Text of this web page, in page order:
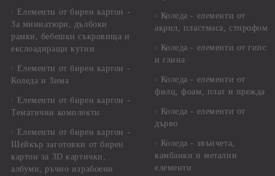
Елементи от бирен картон -
За миниатюри, дълбоки
рамки, бебешки съкровища и
екслоадиращи кутии
Елементи от бирен картон -
Коледа и Зима
Елементи от бирен картон -
Тематични комплекти
Елементи от бирен картон -
Шейкър заготовки от бирен
картон за 3D картички,
албуми, ръчно израбоени
Коледа - елементи от
акрил, пластмаса, стирофом
Коледа - елементи от гипс
и глина
Коледа - елементи от
филц, фоам, плат и прежда
Коледа - елементи от
дърво
Коледа - звънчета,
камбанки и метални
елементи